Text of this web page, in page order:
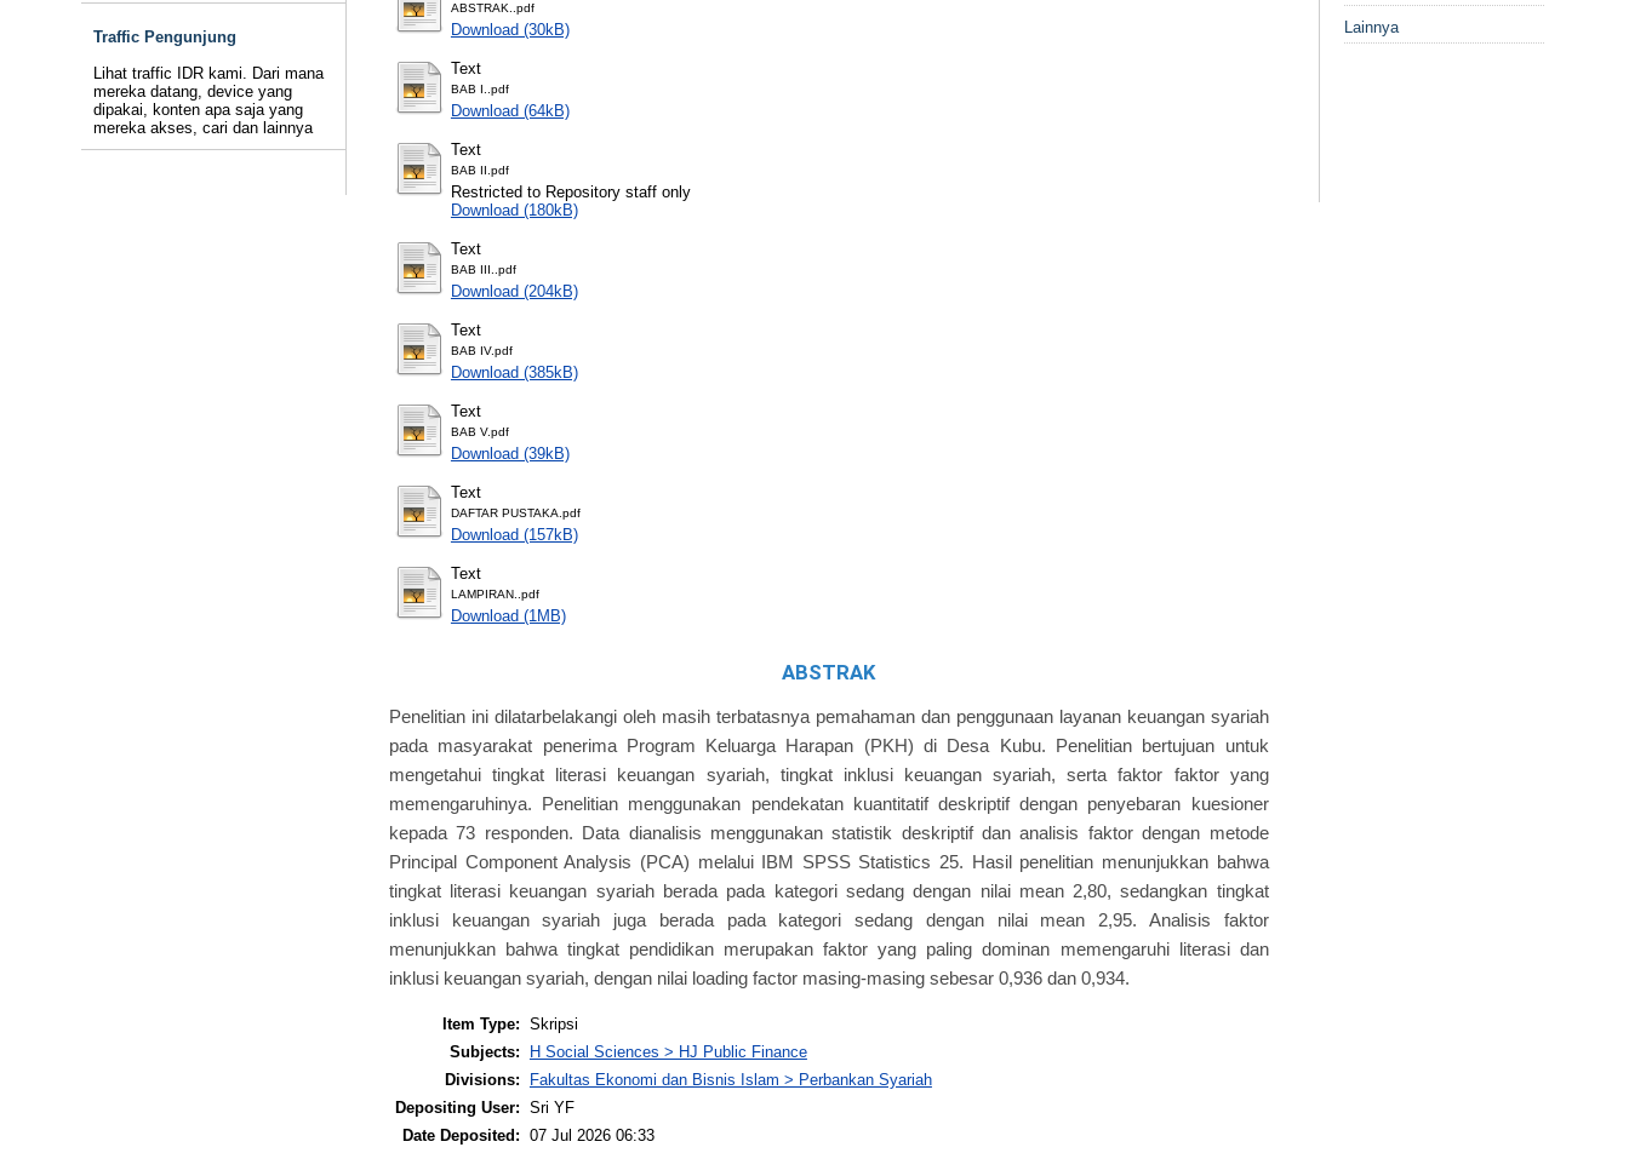
Traffic Pengunjung
Lihat traffic IDR kami. Dari mana
mereka datang, device yang
dipakai, konten apa saja yang
mereka akses, cari dan lainnya
ABSTRAK..pdf
Download (30kB)
Text
BAB I..pdf
Download (64kB)
Text
BAB II.pdf
Restricted to Repository staff only
Download (180kB)
Text
BAB III..pdf
Download (204kB)
Text
BAB IV.pdf
Download (385kB)
Text
BAB V.pdf
Download (39kB)
Text
DAFTAR PUSTAKA.pdf
Download (157kB)
Text
LAMPIRAN..pdf
Download (1MB)
ABSTRAK
Penelitian ini dilatarbelakangi oleh masih terbatasnya pemahaman dan penggunaan layanan keuangan syariah
pada masyarakat penerima Program Keluarga Harapan (PKH) di Desa Kubu. Penelitian bertujuan untuk
mengetahui tingkat literasi keuangan syariah, tingkat inklusi keuangan syariah, serta faktor faktor yang
memengaruhinya. Penelitian menggunakan pendekatan kuantitatif deskriptif dengan penyebaran kuesioner
kepada 73 responden. Data dianalisis menggunakan statistik deskriptif dan analisis faktor dengan metode
Principal Component Analysis (PCA) melalui IBM SPSS Statistics 25. Hasil penelitian menunjukkan bahwa
tingkat literasi keuangan syariah berada pada kategori sedang dengan nilai mean 2,80, sedangkan tingkat
inklusi keuangan syariah juga berada pada kategori sedang dengan nilai mean 2,95. Analisis faktor
menunjukkan bahwa tingkat pendidikan merupakan faktor yang paling dominan memengaruhi literasi dan
inklusi keuangan syariah, dengan nilai loading factor masing-masing sebesar 0,936 dan 0,934.
Item Type: Skripsi
Subjects:
H Social Sciences > HJ Public Finance
Divisions:
Fakultas Ekonomi dan Bisnis Islam > Perbankan Syariah
Depositing User: Sri YF
Date Deposited: 07 Jul 2026 06:33
Lainnya